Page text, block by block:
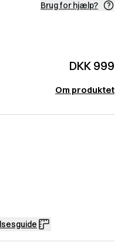
Brug for hjælp?
DKK 999
Om produktet